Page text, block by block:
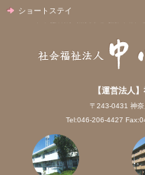
ショートステイ
【運営法人
〒243-0431 神奈
Tel:046-206-4427